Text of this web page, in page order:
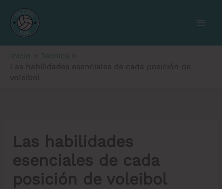
contenido
Inicio
Tecnica
Las habilidades esenciales de cada posición de
voleibol
Las habilidades
esenciales de cada
posición de voleibol